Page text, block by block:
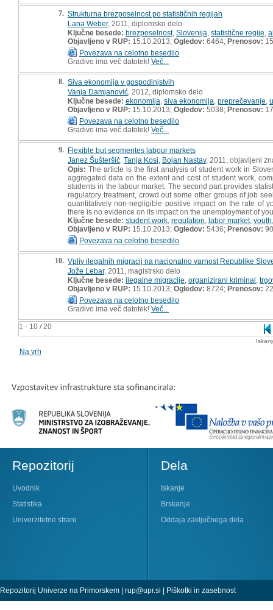
1 - 10 / 20
7. Strukturna brezposelnost po statističnih regijah
Lana Weber, 2011, diplomsko delo
Ključne besede: brezposelnost, Slovenija statistične regije
Objavljeno v RUP: 15.10.2013; Ogledov: 6464; Prenosov:
Povezava na celotno besedilo
Gradivo ima več datotek! Več...
8. Siva ekonomija v gospodinjstvih
Vanja Damjanović , 2012, diplomsko delo
Ključne besede: ekonomija siva ekonomija preprečevanje
Objavljeno v RUP: 15.10.2013; Ogledov: 5038; Prenosov:
Povezava na celotno besedilo
Gradivo ima več datotek! Več...
9. Flexible but segmentes labour markets
Janez Šušteršič Tanja Kosi Bojan Nastav, 2011, objavljeni
Opis: The article is the first analysis of student work in
aggregated data on the extent and cost of student work,
students in the labour market. The second part provides
regulatory treatment, crowd out some other groups of job
quantitatively non-negligible positive impact on the rate of
there is no evidence on its impact on the unemployment of
Ključne besede: student work regulation labor market, youth
Objavljeno v RUP: 15.10.2013; Ogledov: 5436; Prenosov: 90
Povezava na celotno besedilo
10. Vpliv ilegalnih migracij na nacionalno varnost Republike
Jože Lebar, 2011, magistrsko delo
Ključne besede: ilegalne migracije organizirani kriminal
Objavljeno v RUP: 15.10.2013; Ogledov: 8724; Prenosov:
Povezava na celotno besedilo
Gradivo ima več datotek! Več...
Na vrh
Repozitorij
Uvodnik
Statistika
Univerzitetne strani
Dela
Iskanje
Brskanje
Oddaja zaključnega dela
Repozitorij Univerze na Primorskem | rup@upr.si | Piškotki in zasebnost